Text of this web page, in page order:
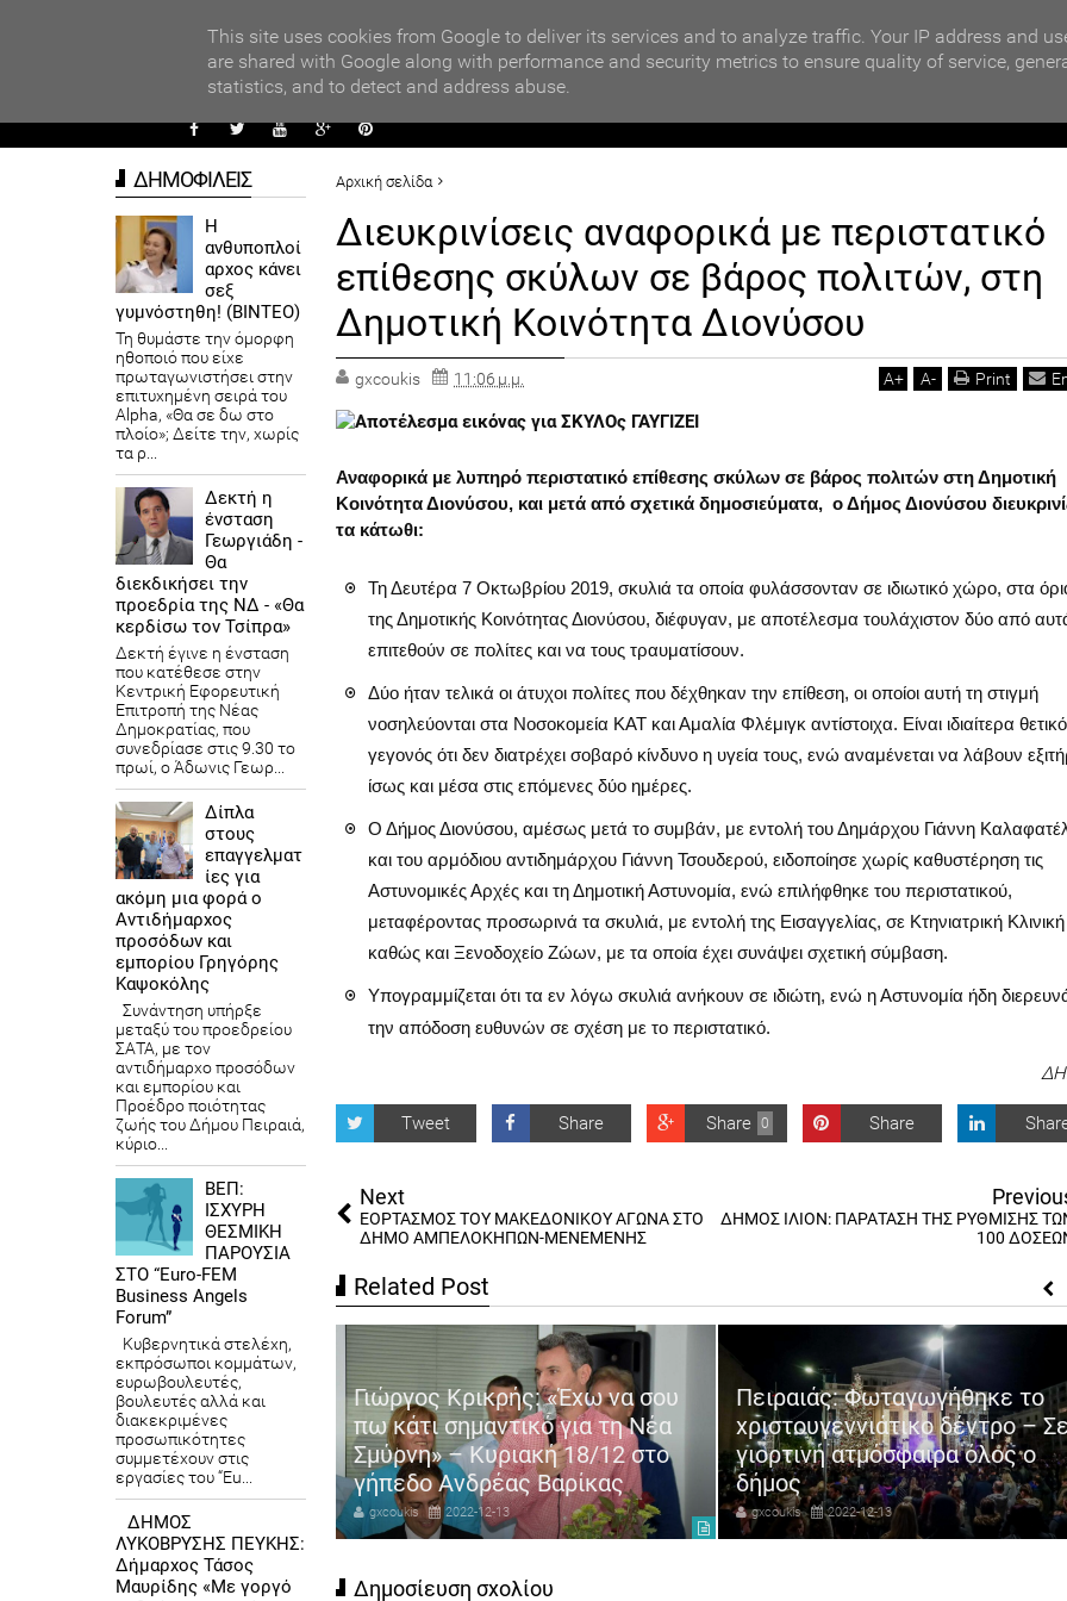
ΑΥΤΟΔΙΟΙΚΗΣΗ
Αρχική σελίδα
ΔΗΜΟΙ
Διευκρινίσεις αναφορικά με περιστατικό επίθεσης σκύλων σε βάρος πολιτών, στη Δημοτική Κοινότητα
Διονύσου
Διευκρινίσεις αναφορικά με περιστατικό
επίθεσης σκύλων σε βάρος πολιτών, στη
Δημοτική Κοινότητα Διονύσου
gxcoukis 11:06 μ.μ. A+ A- Print
Αναφορικά με λυπηρό περιστατικό επίθεσης σκύλων σε βάρος πολιτών στη Δημοτική
Κοινότητα Διονύσου, και μετά από σχετικά δημοσιεύματα, ο Δήμος Διονύσου
τα κάτωθι:
Τη Δευτέρα 7 Οκτωβρίου 2019, σκυλιά τα οποία φυλάσσονταν σε ιδιωτικό χώρο, στα
της Δημοτικής Κοινότητας Διονύσου, διέφυγαν, με αποτέλεσμα τουλάχιστον δύο από
επιτεθούν σε πολίτες και να τους τραυματίσουν.
Δύο ήταν τελικά οι άτυχοι πολίτες που δέχθηκαν την επίθεση, οι οποίοι αυτή τη στιγμή
νοσηλεύονται στα Νοσοκομεία ΚΑΤ και Αμαλία Φλέμιγκ αντίστοιχα. Είναι ιδιαίτερα
γεγονός ότι δεν διατρέχει σοβαρό κίνδυνο η υγεία τους, ενώ αναμένεται να λάβουν
ίσως και μέσα στις επόμενες δύο ημέρες.
Ο Δήμος Διονύσου, αμέσως μετά το συμβάν, με εντολή του Δημάρχου Γιάννη
και του αρμόδιου αντιδημάρχου Γιάννη Τσουδερού, ειδοποίησε χωρίς καθυστέρηση τις
Αστυνομικές Αρχές και τη Δημοτική Αστυνομία, ενώ επιλήφθηκε του περιστατικού,
μεταφέροντας προσωρινά τα σκυλιά, με εντολή της Εισαγγελίας, σε Κτηνιατρική Κλινική
καθώς και Ξενοδοχείο Ζώων, με τα οποία έχει συνάψει σχετική σύμβαση.
Υπογραμμίζεται ότι τα εν λόγω σκυλιά ανήκουν σε ιδιώτη, ενώ η Αστυνομία ήδη
την απόδοση ευθυνών σε σχέση με το περιστατικό.
Tweet Share 0
Share Share
Next
ΕΟΡΤΑΣΜΟΣ ΤΟΥ ΜΑΚΕΔΟΝΙΚΟΥ ΑΓΩΝΑ ΣΤΟ
ΔΗΜΟ ΑΜΠΕΛΟΚΗΠΩΝ-ΜΕΝΕΜΕΝΗΣ
ΔΗΜΟΣ ΙΛΙΟΝ: ΠΑΡΑΤΑΣΗ ΤΗΣ ΡΥΘΜΙΣΗΣ
100
Related Post
Συναυλία
Δήμου Βάρης Βούλας
με κορυφαίους
Γιώργος Κρικρής: «Έχω να σου
πω κάτι σημαντικό για τη Νέα
Σμύρνη» – Κυριακή 18/12 στο
γήπεδο Ανδρέας Βαρίκας
gxcoukis 2022-12-13
Πειραιάς: Φωταγωγήθηκε το
χριστουγεννιάτικο δέντρο –
γιορτινή ατμόσφαιρα όλος ο
δήμος
gxcoukis 2022-12-13
Δημοσίευση σχολίου
ΔΗΜΟΦΙΛΕΙΣ
Η
ανθυποπλοί
αρχος κάνει
σεξ
γυμνόστηθη! (ΒΙΝΤΕΟ)
Τη θυμάστε την όμορφη
ηθοποιό που είχε
πρωταγωνιστήσει στην
επιτυχημένη σειρά του
Alpha, «Θα σε δω στο
πλοίο»; Δείτε την, χωρίς
τα ρ...
Δεκτή η
ένσταση
Γεωργιάδη -
Θα
διεκδικήσει την
προεδρία της ΝΔ - «Θα
κερδίσω τον Τσίπρα»
Δεκτή έγινε η ένσταση
που κατέθεσε στην
Κεντρική Εφορευτική
Επιτροπή της Νέας
Δημοκρατίας, που
συνεδρίασε στις 9.30 το
πρωί, ο Άδωνις Γεωρ...
Δίπλα
στους
επαγγελματ
ίες για
ακόμη μια φορά ο
Αντιδήμαρχος
προσόδων και
εμπορίου Γρηγόρης
Καψοκόλης
Συνάντηση υπήρξε
μεταξύ του προεδρείου
ΣΑΤΑ, με τον
αντιδήμαρχο προσόδων
και εμπορίου και
Προέδρο ποιότητας
ζωής του Δήμου Πειραιά,
κύριο...
ΒΕΠ:
ΙΣΧΥΡΗ
ΘΕΣΜΙΚΗ
ΠΑΡΟΥΣΙΑ
ΣΤΟ “Euro-FEM
Business Angels
Forum”
Κυβερνητικά στελέχη,
εκπρόσωποι κομμάτων,
ευρωβουλευτές,
βουλευτές αλλά και
διακεκριμένες
προσωπικότητες
συμμετέχουν στις
εργασίες του “Eu...
ΔΗΜΟΣ
ΛΥΚΟΒΡΥΣΗΣ ΠΕΥΚΗΣ:
Δήμαρχος Τάσος
Μαυρίδης «Με γοργό
This site uses cookies from Google to deliver its services and to analyze traffic. Your IP address and
are shared with Google along with performance and security metrics to ensure quality of service,
statistics, and to detect and address abuse.